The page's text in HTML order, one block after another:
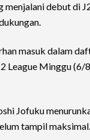
menjalani debut di
masuk dalam
League Minggu
Jofuku
tampil maksimal.